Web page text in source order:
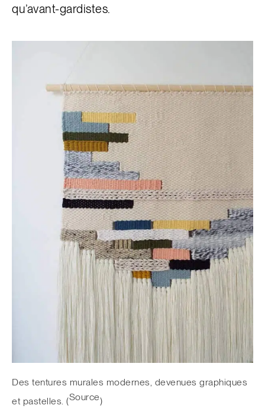
qu’avant-gardistes.
Des tentures murales modernes, devenues graphiques
et pastelles. (Source)